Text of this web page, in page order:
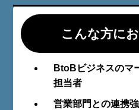
こんな方に
BtoBビジネスのマ
担当者
営業部門との連携